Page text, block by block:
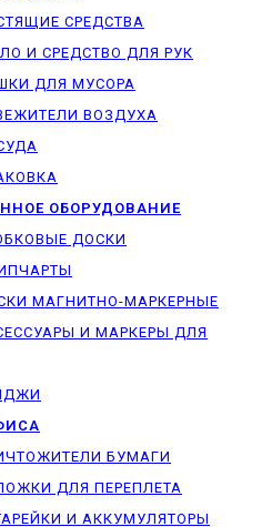
СРЕДСТВА
И СРЕДСТВО ДЛЯ РУК
ДЛЯ МУСОРА
ВОЗДУХА
ОБОРУДОВАНИЕ
ДОСКИ
МАГНИТНО-МАРКЕРНЫЕ
И МАРКЕРЫ ДЛЯ
БУМАГИ
ДЛЯ ПЕРЕПЛЕТА
И АККУМУЛЯТОРЫ